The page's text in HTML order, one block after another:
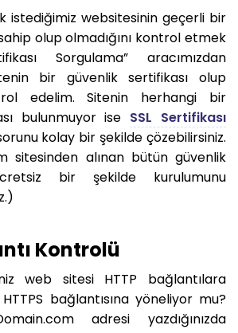
istediğimiz websitesinin geçerli bir
olup olmadığını kontrol etmek
Sorgulama” aracımızdan
bir güvenlik sertifikası olup
edelim. Sitenin herhangi bir
bulunmuyor ise SSL Sertifikası
kolay bir şekilde çözebilirsiniz.
sitesinden alınan bütün güvenlik
bir şekilde kurulumunu
Kontrolü
web sitesi HTTP bağlantılara
bağlantısına yöneliyor mu?
adresi yazdığınızda